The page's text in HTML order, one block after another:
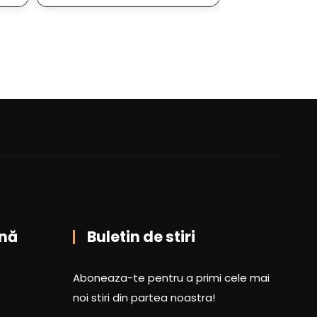
Buletin de stiri
Aboneaza-te pentru a primi cele mai
noi stiri din partea noastra!